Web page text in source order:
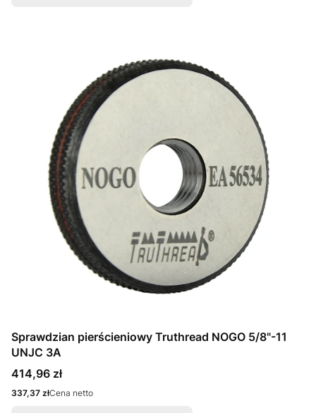
Sprawdzian pierścieniowy Truthread NOGO 5/8"-11
UNJC 3A
Cena
414,96 zł
Cena
337,37 złCena netto